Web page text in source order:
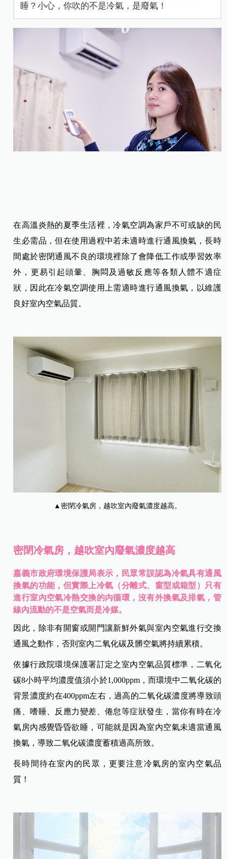
睡？小心，你吹的不是冷氣，是廢氣！
在高溫炎熱的夏季生活裡，冷氣空調為家戶不可或缺的民
生必需品，但在使用過程中若未適時進行通風換氣，長時
間處於密閉通風不良的環境裡除了會降低工作或學習效率
外，更易引起頭暈、胸悶及過敏反應等各類人體不適症
狀，因此在冷氣空調使用上需適時進行通風換氣，以維護
良好室內空氣品質。
▲密閉冷氣房，越吹室內廢氣濃度越高。
密閉冷氣房，越吹室內廢氣濃度越高
嘉義市政府環境保護局表示，民眾常誤認為冷氣具有通風
換氣的功能，但實際上冷氣（分離式、窗型或箱型）只有
進行室內空氣冷熱交換的內循環，沒有外換氣及排氣，管
線內流動的不是空氣而是冷媒。
因此，除非有開窗或開門讓新鮮外氣與室內空氣進行交換
通風之動作，否則室內二氧化碳及髒空氣將持續累積。
依據行政院環境保護署訂定之室內空氣品質標準，二氧化
碳8小時平均濃度值須小於1,000ppm，而環境中二氧化碳的
背景濃度約在400ppm左右，過高的二氧化碳濃度將導致頭
痛、嗜睡、反應力變差、倦怠等症狀發生，當你有時在冷
氣房內感覺昏昏欲睡，可能就是因為室內空氣未適當通風
換氣，導致二氧化碳濃度蓄積過高所致。
長時間待在室內的民眾，更要注意冷氣房的室內空氣品
質！